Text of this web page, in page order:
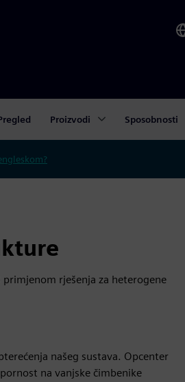
Proizvodi Sposobnosti
rješenja za heterogene
našeg sustava. Opcenter
na vanjske čimbenike